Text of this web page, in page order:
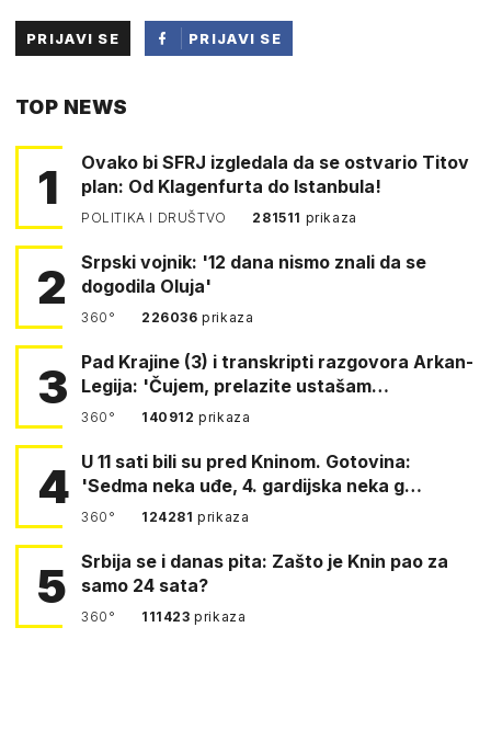
PRIJAVI SE
PRIJAVI SE
TOP NEWS
1
Ovako bi SFRJ izgledala da se ostvario Titov
plan: Od Klagenfurta do Istanbula!
POLITIKA I DRUŠTVO 281511 prikaza
2
Srpski vojnik: '12 dana nismo znali da se
dogodila Oluja'
360° 226036prikaza
3
Pad Krajine (3) i transkripti razgovora Arkan-
Legija: 'Čujem, prelazite ustašam…
360° 140912prikaza
4 U 11 sati bili su pred Kninom. Gotovina:
'Sedma neka uđe, 4. gardijska neka g…
360° 124281prikaza
5
Srbija se i danas pita: Zašto je Knin pao za
samo 24 sata?
360° 111423prikaza